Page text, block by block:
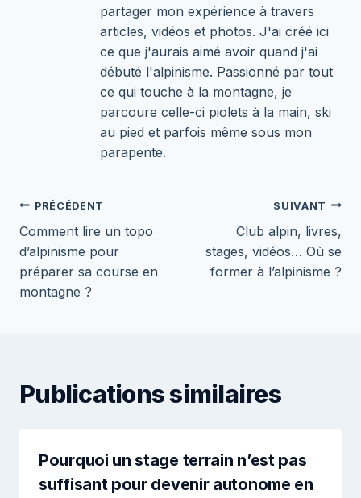
partager mon expérience à travers
articles, vidéos et photos. J'ai créé ici
ce que j'aurais aimé avoir quand j'ai
débuté l'alpinisme. Passionné par tout
ce qui touche à la montagne, je
parcoure celle-ci piolets à la main, ski
au pied et parfois même sous mon
parapente.
Navigation
de
l’article
PRÉCÉDENT
Comment lire un topo
d’alpinisme pour
préparer sa course en
montagne ?
SUIVANT
Club alpin, livres,
stages, vidéos… Où se
former à l’alpinisme ?
Publications similaires
Pourquoi un stage terrain n’est pas
suffisant pour devenir autonome en